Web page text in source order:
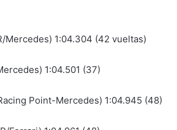
Mercedes) 1:04.304 (42 vueltas)
1:04.501 (37)
Point-Mercedes) 1:04.945 (48)